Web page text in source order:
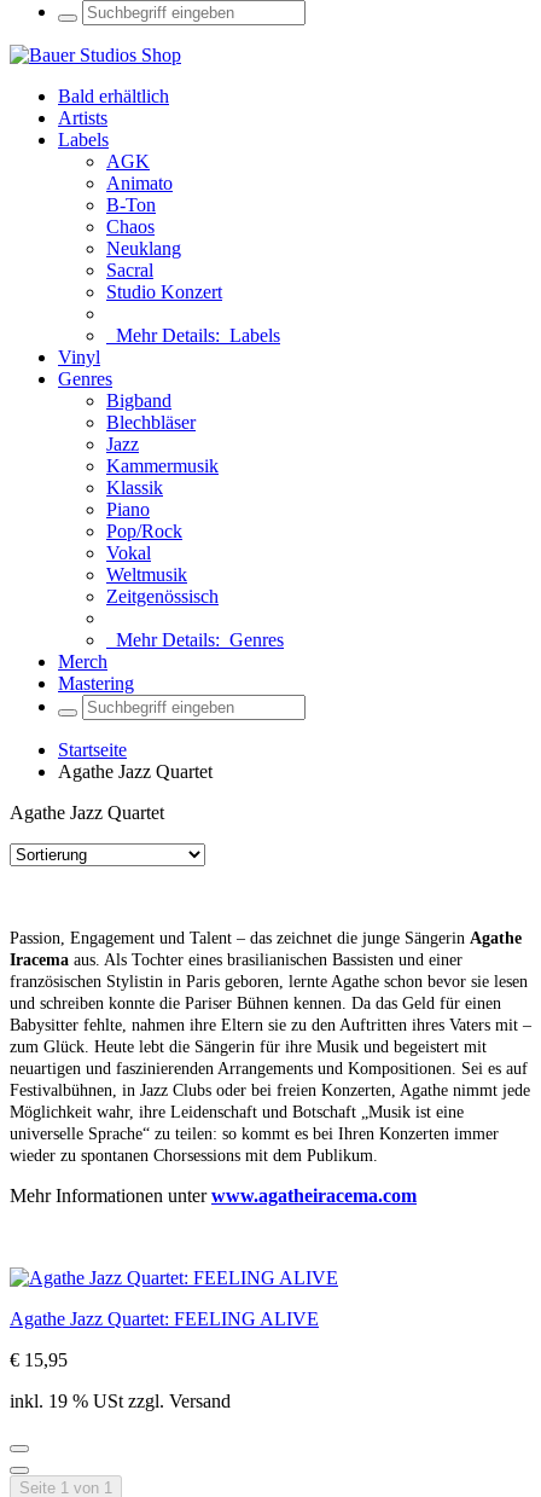
Bald erhältlich
Artists
Labels
AGK
Animato
B-Ton
Chaos
Neuklang
Sacral
Studio Konzert
Mehr Details: Labels
Vinyl
Genres
Bigband
Blechbläser
Jazz
Kammermusik
Klassik
Piano
Pop/Rock
Vokal
Weltmusik
Zeitgenössisch
Mehr Details: Genres
Merch
Mastering
Startseite
Agathe Jazz Quartet
Agathe Jazz Quartet
Passion, Engagement und Talent – das zeichnet die junge Sängerin Agathe
Iracema aus. Als Tochter eines brasilianischen Bassisten und einer
französischen Stylistin in Paris geboren, lernte Agathe schon bevor sie lesen
und schreiben konnte die Pariser Bühnen kennen. Da das Geld für einen
Babysitter fehlte, nahmen ihre Eltern sie zu den Auftritten ihres Vaters mit –
zum Glück. Heute lebt die Sängerin für ihre Musik und begeistert mit
neuartigen und faszinierenden Arrangements und Kompositionen. Sei es auf
Festivalbühnen, in Jazz Clubs oder bei freien Konzerten, Agathe nimmt jede
Möglichkeit wahr, ihre Leidenschaft und Botschaft „Musik ist eine
universelle Sprache“ zu teilen: so kommt es bei Ihren Konzerten immer
wieder zu spontanen Chorsessions mit dem Publikum.
Mehr Informationen unterwww.agatheiracema.com
Agathe Jazz Quartet: FEELING ALIVE
€ 15,95
inkl. 19 % USt zzgl. Versand
Seite 1 von 1